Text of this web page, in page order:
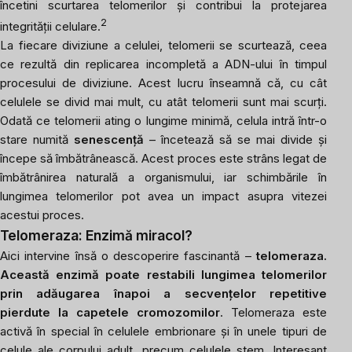
încetini scurtarea telomerilor și contribui la protejarea
integrității celulare.2
La fiecare diviziune a celulei, telomerii se scurtează, ceea
ce rezultă din replicarea incompletă a ADN-ului în timpul
procesului de diviziune. Acest lucru înseamnă că, cu cât
celulele se divid mai mult, cu atât telomerii sunt mai scurți.
Odată ce telomerii ating o lungime minimă, celula intră într-o
stare numită senescență – încetează să se mai divide și
începe să îmbătrânească. Acest proces este strâns legat de
îmbătrânirea naturală a organismului, iar schimbările în
lungimea telomerilor pot avea un impact asupra vitezei
acestui proces.
Telomeraza: Enzimă miracol?
Aici intervine însă o descoperire fascinantă –telomeraza.
Această enzimă poate restabili lungimea telomerilor
prin adăugarea înapoi a secvențelor repetitive
pierdute la capetele cromozomilor. Telomeraza este
activă în special în celulele embrionare și în unele tipuri de